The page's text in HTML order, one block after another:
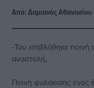
Από:Δαμιανός Αθανασίου
-Του επιβλήθηκε
αναστολή,.
Ποινή φυλάκισης ενός